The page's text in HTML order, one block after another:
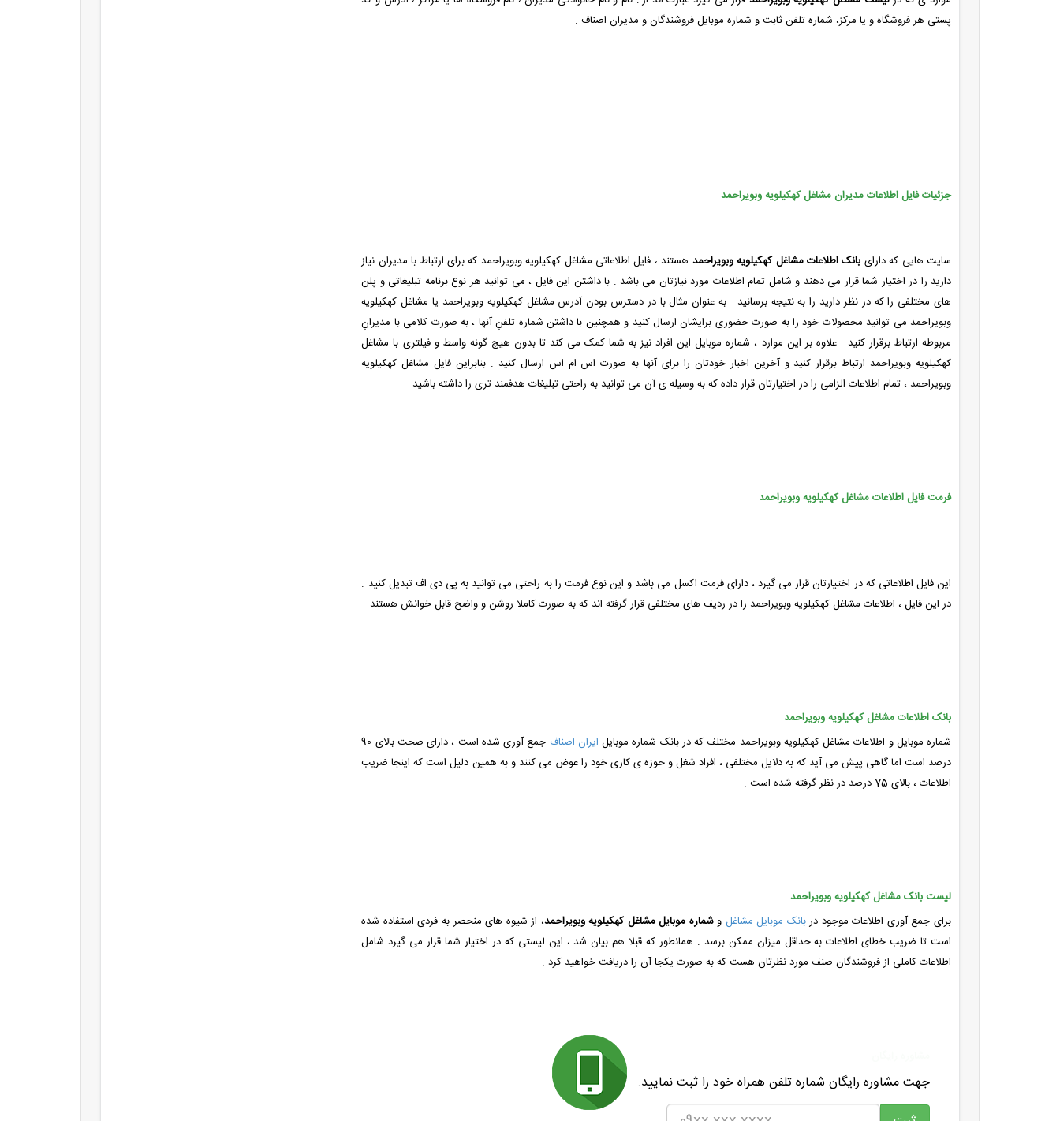
پستی هر فروشگاه و یا مرکز، شماره تلفن ثابت و شماره موبایل فروشندگان و مدیران اصناف .
جزئیات فایل اطلاعات مدیران مشاغل کهکیلویه وبویراحمد
سایت هایی که دارای بانک اطلاعات مشاغل کهکیلویه وبویراحمد هستند ، فایل اطلاعاتی مشاغل کهکیلویه وبویراحمد که برای ارتباط با مدیران نیاز
دارید را در اختیار شما قرار می دهند و شامل تمام اطلاعات مورد نیازتان می باشد . با داشتن این فایل ، می توانید هر نوع برنامه تبلیغاتی و پلن
های مختلفی را که در نظر دارید را به نتیجه برسانید . به عنوان مثال با در دسترس بودن آدرس مشاغل کهکیلویه وبویراحمد یا مشاغل کهکیلویه
وبویراحمد می توانید محصولات خود را به صورت حضوری برایشان ارسال کنید و همچنین با داشتن شماره تلفنِ آنها ، به صورت کلامی با مدیرانِ
مربوطه ارتباط برقرار کنید . علاوه بر این موارد ، شماره موبایل این افراد نیز به شما کمک می کند تا بدون هیچ گونه واسط و فیلتری با مشاغل
کهکیلویه وبویراحمد ارتباط برقرار کنید و آخرین اخبار خودتان را برای آنها به صورت اس ام اس ارسال کنید . بنابراین فایل مشاغل کهکیلویه
وبویراحمد ، تمام اطلاعات الزامی را در اختیارتان قرار داده که به وسیله ی آن می توانید به راحتی تبلیغات هدفمند تری را داشته باشید .
فرمت فایل اطلاعات مشاغل کهکیلویه وبویراحمد
این فایل اطلاعاتی که در اختیارتان قرار می گیرد ، دارای فرمت اکسل می باشد و این نوع فرمت را به راحتی می توانید به پی دی اف تبدیل کنید .
در این فایل ، اطلاعات مشاغل کهکیلویه وبویراحمد را در ردیف های مختلفی قرار گرفته اند که به صورت کاملا روشن و واضح قابل خوانش هستند .
بانک اطلاعات مشاغل کهکیلویه وبویراحمد
شماره موبایل و اطلاعات مشاغل کهکیلویه وبویراحمد مختلف که در بانک شماره موبایل ایران اصناف
جمع آوری شده است ، دارای صحت بالای 90
درصد است اما گاهی پیش می آید که به دلایل مختلفی ، افراد شغل و حوزه ی کاری خود را عوض می کنند و به همین دلیل است که اینجا ضریب
اطلاعات ، بالای 75 درصد در نظر گرفته شده است .
لیست بانک مشاغل کهکیلویه وبویراحمد
برای جمع آوری اطلاعات موجود دربانک موبایل مشاغل وشماره موبایل مشاغل کهکیلویه وبویراحمد، از شیوه های منحصر به فردی استفاده شده
است تا ضریب خطای اطلاعات به حداقل میزان ممکن برسد . همانطور که قبلا هم بیان شد ، این لیستی که در اختیار شما قرار می گیرد شامل
اطلاعات کاملی از فروشندگان صنف مورد نظرتان هست که به صورت یکجا آن را دریافت خواهید کرد .
جهت مشاوره رایگان شماره تلفن همراه خود را ثبت نمایید.